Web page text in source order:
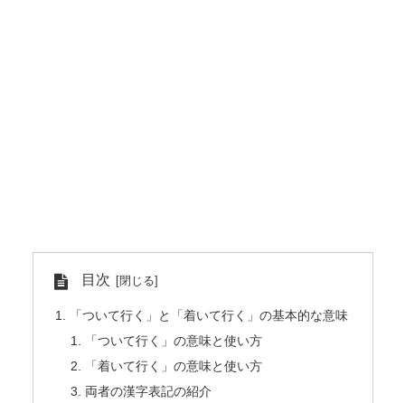
目次
「ついて行く」と「着いて行く」の基本的な意味
「ついて行く」の意味と使い方
「着いて行く」の意味と使い方
両者の漢字表記の紹介